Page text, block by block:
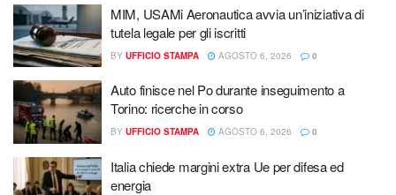
MIM, USAMi Aeronautica avvia un’iniziativa di
tutela legale per gli iscritti
BY UFFICIO STAMPA AGOSTO 6, 2026 0
Auto finisce nel Po durante inseguimento a
Torino: ricerche in corso
BY UFFICIO STAMPA AGOSTO 6, 2026 0
Italia chiede margini extra Ue per difesa ed
energia